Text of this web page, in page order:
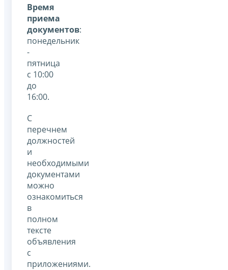
Время
приема
документов:
понедельник
-
пятница
с 10:00
до
16:00.
С
перечнем
должностей
и
необходимыми
документами
можно
ознакомиться
в
полном
тексте
объявления
с
приложениями.